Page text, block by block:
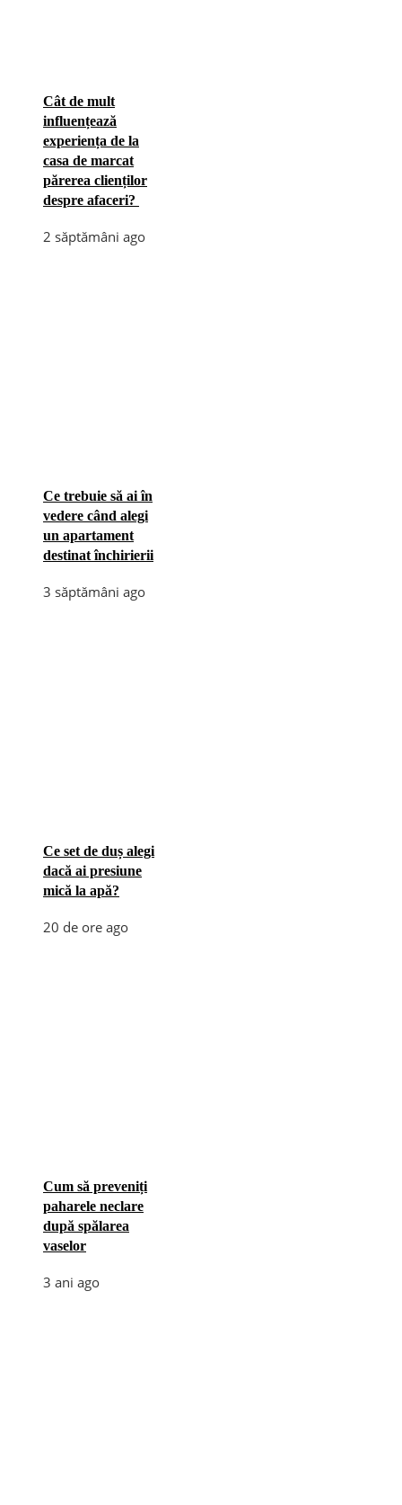
Cât de mult
influențează
experiența de la
casa de marcat
părerea clienților
despre afaceri?
2 săptămâni ago
Ce trebuie să ai în
vedere când alegi
un apartament
destinat închirierii
3 săptămâni ago
Ce set de duș alegi
dacă ai presiune
mică la apă?
20 de ore ago
Cum să preveniți
paharele neclare
după spălarea
vaselor
3 ani ago